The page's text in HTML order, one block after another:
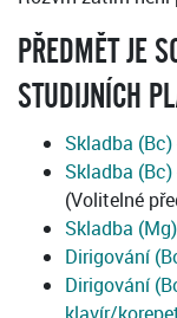
PŘEDMĚT JE
STUDIJNÍCH
Skladba
Skladba
(Volitelné
Skladba
Dirigování
Dirigování